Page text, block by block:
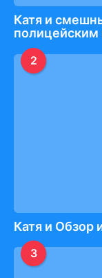
Катя и
2
Катя и Обзор
3